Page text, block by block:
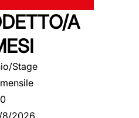
A
Stage
8/2026